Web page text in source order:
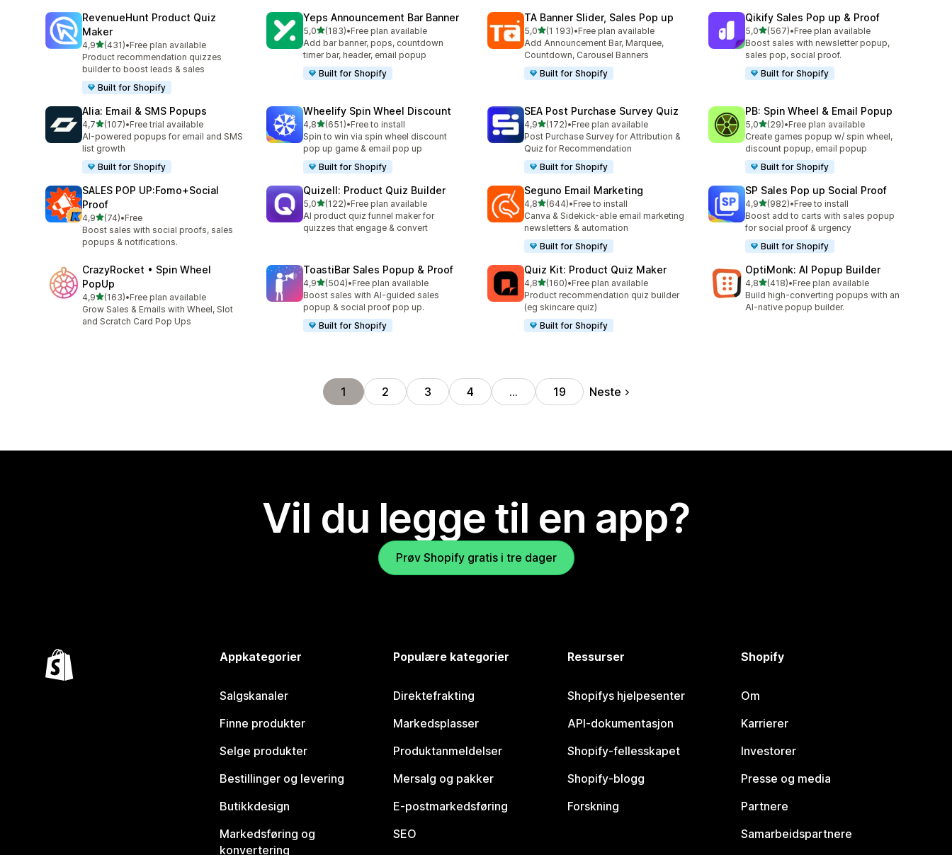
RevenueHunt Product Quiz
Maker
4,9av 5 stjerner
(431)
Totalt 431 omtaler
•Free plan available
Product recommendation quizzes
builder to boost leads & sales
Built for Shopify
Yeps Announcement Bar Banner
5,0av 5 stjerner
(183)
Totalt 183 omtaler
•Free plan available
Add bar banner, pops, countdown
timer bar, header, email popup
Built for Shopify
TA Banner Slider, Sales Pop up
5,0av 5 stjerner
(1 193)
Totalt 1193 omtaler
•Free plan available
Add Announcement Bar, Marquee,
Countdown, Carousel Banners
Built for Shopify
Qikify Sales Pop up & Proof
5,0av 5 stjerner
(567)
Totalt 567 omtaler
•Free plan available
Boost sales with newsletter popup,
sales pop, social proof.
Built for Shopify
Alia: Email & SMS Popups
4,7av 5 stjerner
(107)
Totalt 107 omtaler
•Free trial available
AI-powered popups for email and SMS
list growth
Built for Shopify
Wheelify Spin Wheel Discount
4,8av 5 stjerner
(651)
Totalt 651 omtaler
•Free to install
Spin to win via spin wheel discount
pop up game & email pop up
Built for Shopify
SEA Post Purchase Survey Quiz
4,9av 5 stjerner
(172)
Totalt 172 omtaler
•Free plan available
Post Purchase Survey for Attribution &
Quiz for Recommendation
Built for Shopify
PB: Spin Wheel & Email Popup
5,0av 5 stjerner
(29)
Totalt 29 omtaler
•Free plan available
Create games popup w/ spin wheel,
discount popup, email popup
Built for Shopify
SALES POP UP:Fomo+Social
Proof
4,9av 5 stjerner
(74)
Totalt 74 omtaler
•Free
Boost sales with social proofs, sales
popups & notifications.
Quizell: Product Quiz Builder
5,0av 5 stjerner
(122)
Totalt 122 omtaler
•Free plan available
AI product quiz funnel maker for
quizzes that engage & convert
Seguno Email Marketing
4,8av 5 stjerner
(644)
Totalt 644 omtaler
•Free to install
Canva & Sidekick-able email marketing
newsletters & automation
Built for Shopify
SP Sales Pop up Social Proof
4,9av 5 stjerner
(982)
Totalt 982 omtaler
•Free to install
Boost add to carts with sales popup
for social proof & urgency
Built for Shopify
CrazyRocket • Spin Wheel
PopUp
4,9av 5 stjerner
(163)
Totalt 163 omtaler
•Free plan available
Grow Sales & Emails with Wheel, Slot
and Scratch Card Pop Ups
ToastiBar Sales Popup & Proof
4,9av 5 stjerner
(504)
Totalt 504 omtaler
•Free plan available
Boost sales with AI-guided sales
popup & social proof pop up.
Built for Shopify
Quiz Kit: Product Quiz Maker
4,8av 5 stjerner
(160)
Totalt 160 omtaler
•Free plan available
Product recommendation quiz builder
(eg skincare quiz)
Built for Shopify
OptiMonk: AI Popup Builder
4,8av 5 stjerner
(418)
Totalt 418 omtaler
•Free plan available
Build high-converting popups with an
AI-native popup builder.
1 2 3 4 … 19 Neste
Vil du legge til en app?
Prøv Shopify gratis i tre dager
Appkategorier
Salgskanaler
Finne produkter
Selge produkter
Bestillinger og levering
Butikkdesign
Markedsføring og
konvertering
Populære kategorier
Direktefrakting
Markedsplasser
Produktanmeldelser
Mersalg og pakker
E-postmarkedsføring
SEO
Ressurser
Shopifys hjelpesenter
API-dokumentasjon
Shopify-fellesskapet
Shopify-blogg
Forskning
Shopify
Om
Karrierer
Investorer
Presse og media
Partnere
Samarbeidspartnere